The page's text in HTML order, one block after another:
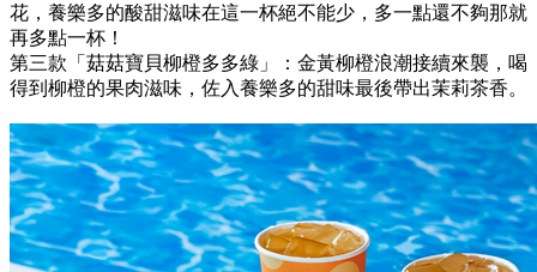
花，養樂多的酸甜滋味在這一杯絕不能少，多一點還不夠那就
再多點一杯！
第三款「菇菇寶貝柳橙多多綠」：金黃柳橙浪潮接續來襲，喝
得到柳橙的果肉滋味，佐入養樂多的甜味最後帶出茉莉茶香。